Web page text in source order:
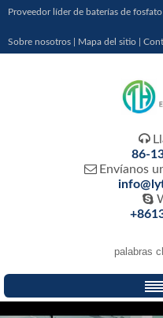
Proveedor líder de baterías de
Sobre nosotros Mapa del sitio

86-
 Envíanos
